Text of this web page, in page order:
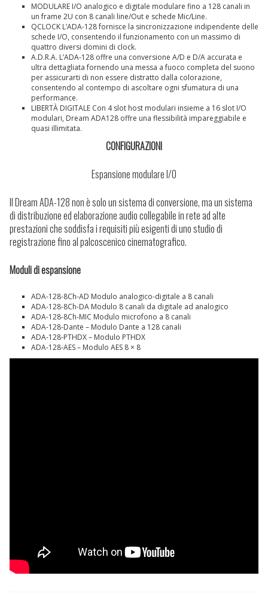
MODULARE I/O analogico e digitale modulare fino a 128 canali in
un frame 2U con 8 canali line/Out e schede Mic/Line.
QCLOCK L’ADA-128 fornisce la sincronizzazione indipendente delle
schede I/O, consentendo il funzionamento con un massimo di
quattro diversi domini di clock.
A.D.R.A. L’ADA-128 offre una conversione A/D e D/A accurata e
ultra dettagliata fornendo una messa a fuoco completa del suono
per assicurarti di non essere distratto dalla colorazione,
consentendo al contempo di ascoltare ogni sfumatura di una
performance.
LIBERTÀ DIGITALE Con 4 slot host modulari insieme a 16 slot I/O
modulari, Dream ADA128 offre una flessibilità impareggiabile e
quasi illimitata.
CONFIGURAZIONI
Espansione modulare I/O
Il Dream ADA-128 non è solo un sistema di conversione, ma un sistema
di distribuzione ed elaborazione audio collegabile in rete ad alte
prestazioni che soddisfa i requisiti più esigenti di uno studio di
registrazione fino al palcoscenico cinematografico.
Moduli di espansione
ADA-128-8Ch-AD Modulo analogico-digitale a 8 canali
ADA-128-8Ch-DA Modulo 8 canali da digitale ad analogico
ADA-128-8Ch-MIC Modulo microfono a 8 canali
ADA-128-Dante – Modulo Dante a 128 canali
ADA-128-PTHDX – Modulo PTHDX
ADA-128-AES – Modulo AES 8 × 8